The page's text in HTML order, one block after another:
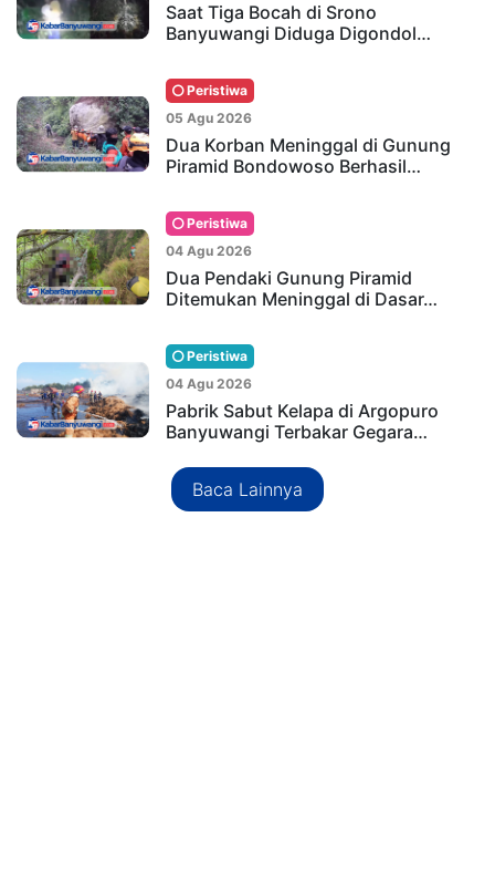
Saat Tiga Bocah di Srono
Banyuwangi Diduga Digondol…
Peristiwa
05 Agu 2026
Dua Korban Meninggal di Gunung
Piramid Bondowoso Berhasil…
Peristiwa
04 Agu 2026
Dua Pendaki Gunung Piramid
Ditemukan Meninggal di Dasar…
Peristiwa
04 Agu 2026
Pabrik Sabut Kelapa di Argopuro
Banyuwangi Terbakar Gegara…
Baca Lainnya